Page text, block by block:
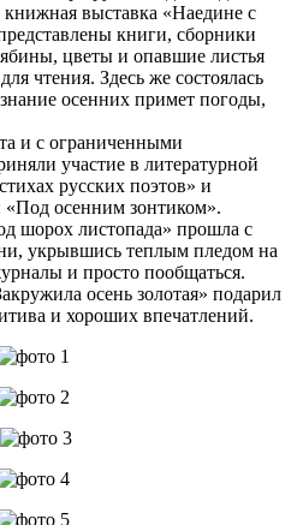
книжная выставка «Наедине с
книги, сборники
цветы и опавшие листья
чтения. Здесь же состоялась
осенних примет погоды,
и с ограниченными
участие в литературной
русских поэтов» и
осенним зонтиком».
шорох листопада» прошла с
укрывшись теплым пледом на
и просто пообщаться.
осень золотая» подарил
и хороших впечатлений.